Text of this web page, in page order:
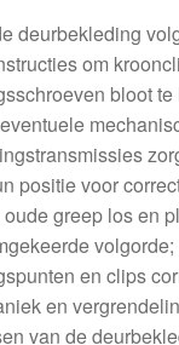
deurbekleding
om
bloot te
positie voor
greep los en
en clips
en
van de